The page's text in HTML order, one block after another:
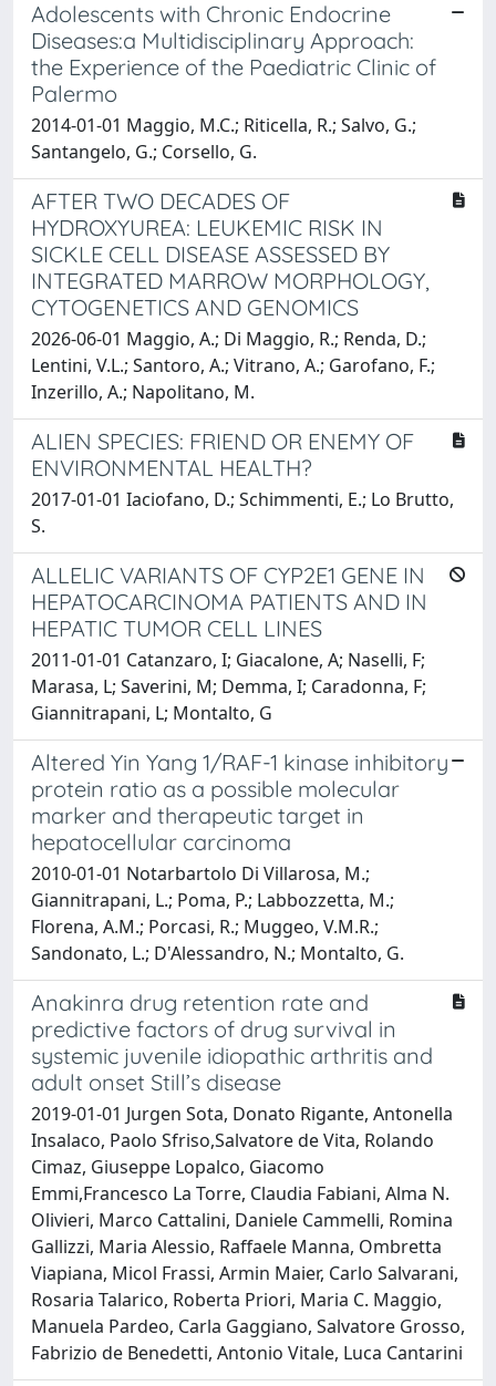
Adolescents with Chronic Endocrine
Diseases:a Multidisciplinary Approach:
the Experience of the Paediatric Clinic of
Palermo
2014-01-01 Maggio, M.C.; Riticella, R.; Salvo, G.;
Santangelo, G.; Corsello, G.
AFTER TWO DECADES OF
HYDROXYUREA: LEUKEMIC RISK IN
SICKLE CELL DISEASE ASSESSED BY
INTEGRATED MARROW MORPHOLOGY,
CYTOGENETICS AND GENOMICS
2026-06-01 Maggio, A.; Di Maggio, R.; Renda, D.;
Lentini, V.L.; Santoro, A.; Vitrano, A.; Garofano, F.;
Inzerillo, A.; Napolitano, M.
ALIEN SPECIES: FRIEND OR ENEMY OF
ENVIRONMENTAL HEALTH?
2017-01-01 Iaciofano, D.; Schimmenti, E.; Lo Brutto,
S.
ALLELIC VARIANTS OF CYP2E1 GENE IN
HEPATOCARCINOMA PATIENTS AND IN
HEPATIC TUMOR CELL LINES
2011-01-01 Catanzaro, I; Giacalone, A; Naselli, F;
Marasa, L; Saverini, M; Demma, I; Caradonna, F;
Giannitrapani, L; Montalto, G
Altered Yin Yang 1/RAF-1 kinase inhibitory
protein ratio as a possible molecular
marker and therapeutic target in
hepatocellular carcinoma
2010-01-01 Notarbartolo Di Villarosa, M.;
Giannitrapani, L.; Poma, P.; Labbozzetta, M.;
Florena, A.M.; Porcasi, R.; Muggeo, V.M.R.;
Sandonato, L.; D'Alessandro, N.; Montalto, G.
Anakinra drug retention rate and
predictive factors of drug survival in
systemic juvenile idiopathic arthritis and
adult onset Still’s disease
2019-01-01 Jurgen Sota, Donato Rigante, Antonella
Insalaco, Paolo Sfriso,Salvatore de Vita, Rolando
Cimaz, Giuseppe Lopalco, Giacomo
Emmi,Francesco La Torre, Claudia Fabiani, Alma N.
Olivieri, Marco Cattalini, Daniele Cammelli, Romina
Gallizzi, Maria Alessio, Raffaele Manna, Ombretta
Viapiana, Micol Frassi, Armin Maier, Carlo Salvarani,
Rosaria Talarico, Roberta Priori, Maria C. Maggio,
Manuela Pardeo, Carla Gaggiano, Salvatore Grosso,
Fabrizio de Benedetti, Antonio Vitale, Luca Cantarini